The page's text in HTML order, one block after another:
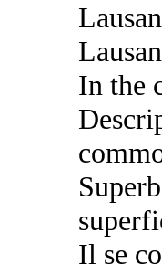
In the
Il se